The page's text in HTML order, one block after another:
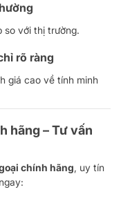
so với thị trường.
rõ ràng
giá cao về tính minh
hãng – Tư vấn
chính hãng, uy tín